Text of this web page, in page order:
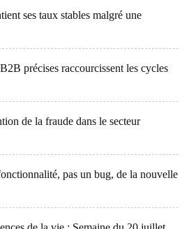
ses taux stables malgré une
précises raccourcissent les cycles
de la fraude dans le secteur
pas un bug, de la nouvelle